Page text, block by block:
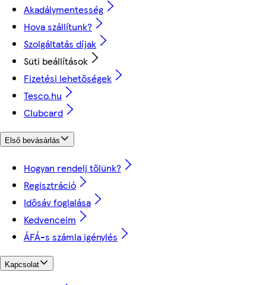
Akadálymentesség
Hova szállítunk?
Szolgáltatás díjak
Süti beállítások
Fizetési lehetőségek
Tesco.hu
Clubcard
Első bevásárlás
Hogyan rendelj tőlünk?
Regisztráció
Idősáv foglalása
Kedvenceim
ÁFÁ-s számla igénylés
Kapcsolat